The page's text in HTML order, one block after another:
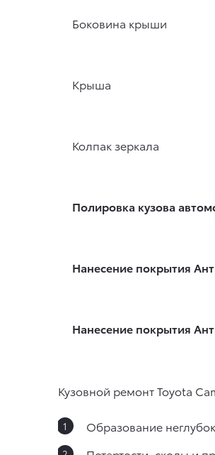
Боковина крыши
Крыша
Колпак зеркала
Полировка кузова
Нанесение покрытия
Нанесение покрытия
Кузовной ремонт Toyota
Образование